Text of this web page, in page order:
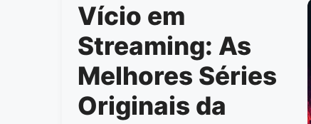
Vício em
Streaming: As
Melhores Séries
Originais da